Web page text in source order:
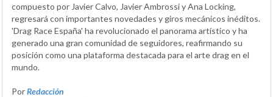
compuesto por Javier Calvo, Javier Ambrossi y Ana Locking,
regresará con importantes novedades y giros mecánicos inéditos.
'Drag Race España' ha revolucionado el panorama artístico y ha
generado una gran comunidad de seguidores, reafirmando su
posición como una plataforma destacada para el arte drag en el
mundo.
PorRedacción